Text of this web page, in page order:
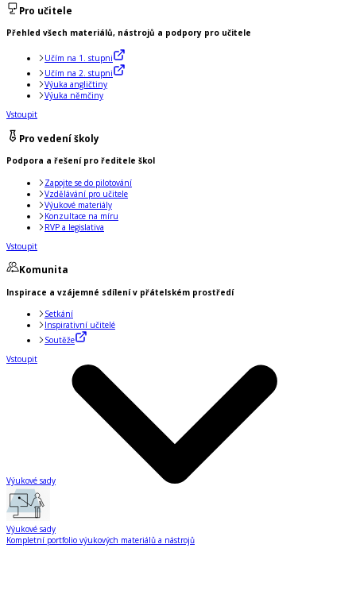
Pro učitele
Přehled všech materiálů, nástrojů a podpory pro učitele
Učím na 1. stupni
Učím na 2. stupni
Výuka angličtiny
Výuka němčiny
Vstoupit
Pro vedení školy
Podpora a řešení pro ředitele škol
Zapojte se do pilotování
Vzdělávání pro učitele
Výukové materiály
Konzultace na míru
RVP a legislativa
Vstoupit
Komunita
Inspirace a vzájemné sdílení v přátelském prostředí
Setkání
Inspirativní učitelé
Soutěže
Vstoupit
Výukové sady
Výukové sady
Kompletní portfolio výukových materiálů a nástrojů